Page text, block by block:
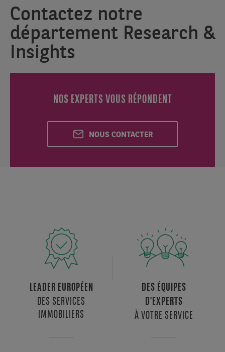
Contactez notre
département Research &
Insights
NOS EXPERTS VOUS RÉPONDENT
NOUS CONTACTER
LEADER EUROPÉEN
DES SERVICES
IMMOBILIERS
DES ÉQUIPES
D'EXPERTS
À VOTRE SERVICE